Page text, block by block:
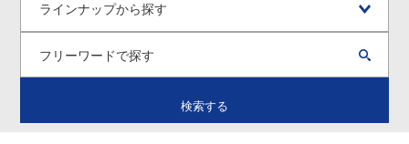
検索する